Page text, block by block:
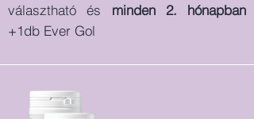
választható és minden 2.
hónapban
+1db Ever Gol